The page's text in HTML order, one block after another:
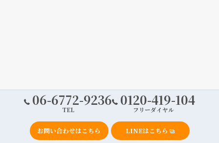
06-6772-9236
TEL
0120-419-104
フリーダイヤル
お問い合わせはこちら LINEはこちら